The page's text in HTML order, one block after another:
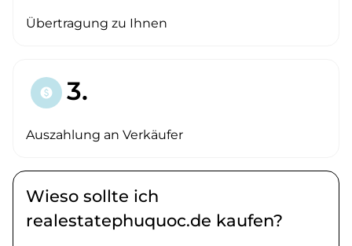
Übertragung zu Ihnen
paid 3.
Auszahlung an Verkäufer
Wieso sollte ich
realestatephuquoc.de kaufen?